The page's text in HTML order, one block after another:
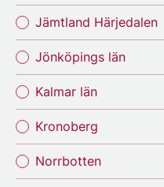
Jämtland Härjedalen
Jönköpings län
Kalmar län
Kronoberg
Norrbotten